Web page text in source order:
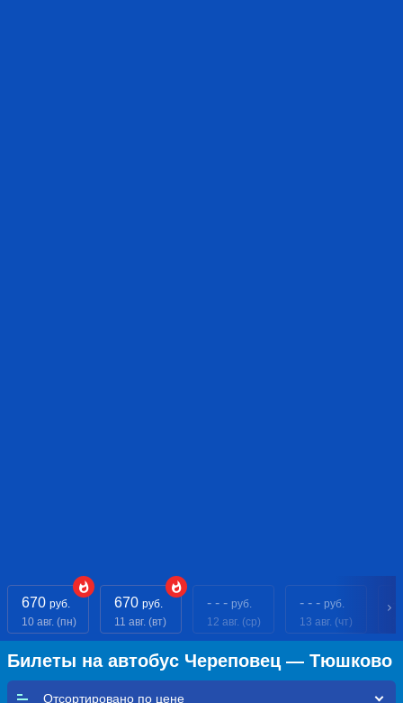
670 руб.
10 авг. (пн)
670 руб.
11 авг. (вт)
- - - руб.
12 авг. (ср)
- - - руб.
13 авг. (чт)
Билеты на автобус Череповец — Тюшково
Отсортировано по